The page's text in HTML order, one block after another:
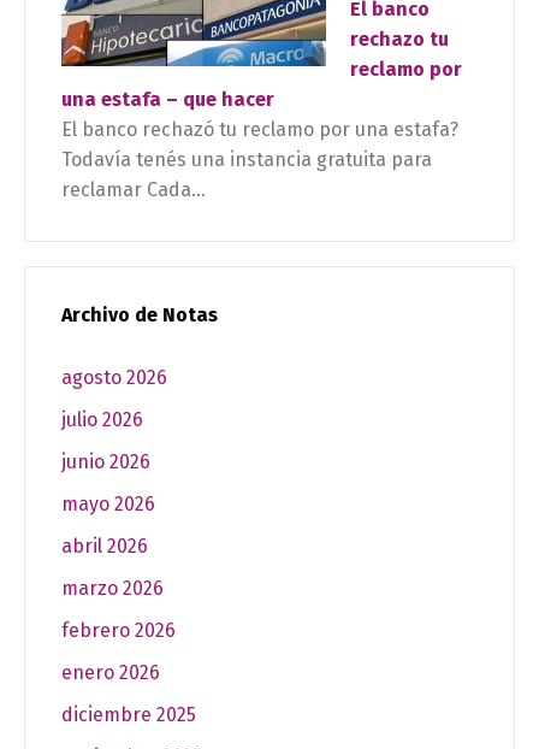
El banco
rechazo tu
reclamo por
una estafa – que hacer
El banco rechazó tu reclamo por una estafa?
Todavía tenés una instancia gratuita para
reclamar Cada...
Archivo de Notas
agosto 2026
julio 2026
junio 2026
mayo 2026
abril 2026
marzo 2026
febrero 2026
enero 2026
diciembre 2025